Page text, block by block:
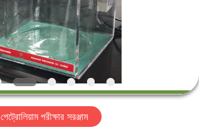
পেট্রোলিয়াম পরীক্ষার সরঞ্জাম